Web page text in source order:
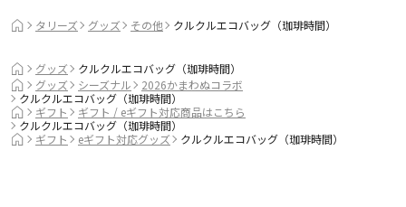
タリーズ グッズ その他 クルクルエコバッグ（珈琲時間）
グッズ
クルクルエコバッグ（珈琲時間）
グッズ
シーズナル
2026かまわぬコラボ
クルクルエコバッグ（珈琲時間）
ギフト
ギフト / eギフト対応商品はこちら
クルクルエコバッグ（珈琲時間）
ギフト
eギフト対応グッズ クルクルエコバッグ（珈琲時間）